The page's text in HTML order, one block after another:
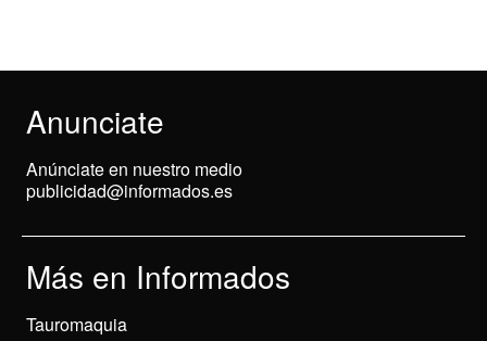
Anunciate
Anúnciate en nuestro medio
publicidad@informados.es
Más en Informados
Tauromaquia